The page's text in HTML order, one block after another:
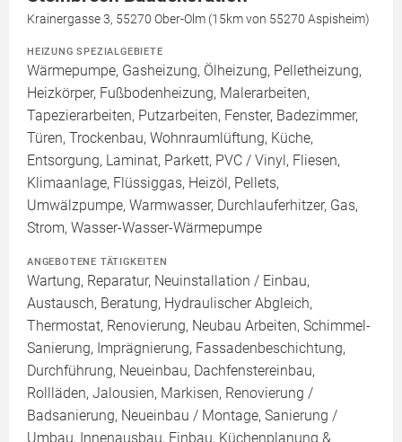
Krainergasse 3, 55270 Ober-Olm (15km von 55270 Aspisheim)
HEIZUNG SPEZIALGEBIETE
Wärmepumpe, Gasheizung, Ölheizung, Pelletheizung,
Heizkörper, Fußbodenheizung, Malerarbeiten,
Tapezierarbeiten, Putzarbeiten, Fenster, Badezimmer,
Türen, Trockenbau, Wohnraumlüftung, Küche,
Entsorgung, Laminat, Parkett, PVC / Vinyl, Fliesen,
Klimaanlage, Flüssiggas, Heizöl, Pellets,
Umwälzpumpe, Warmwasser, Durchlauferhitzer, Gas,
Strom, Wasser-Wasser-Wärmepumpe
ANGEBOTENE TÄTIGKEITEN
Wartung, Reparatur, Neuinstallation / Einbau,
Austausch, Beratung, Hydraulischer Abgleich,
Thermostat, Renovierung, Neubau Arbeiten, Schimmel-
Sanierung, Imprägnierung, Fassadenbeschichtung,
Durchführung, Neueinbau, Dachfenstereinbau,
Rollläden, Jalousien, Markisen, Renovierung /
Badsanierung, Neueinbau / Montage, Sanierung /
Umbau, Innenausbau, Einbau, Küchenplanung &